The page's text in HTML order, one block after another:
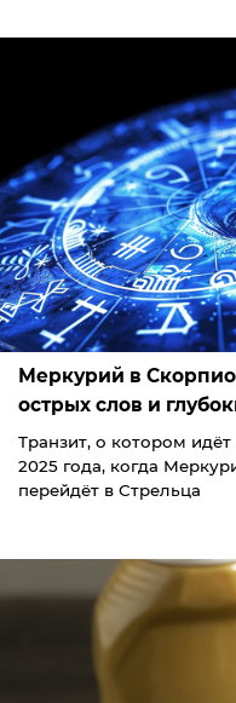
Меркурий в
острых слов и
Транзит, о котором
2025 года, когда
перейдёт в Стрельца